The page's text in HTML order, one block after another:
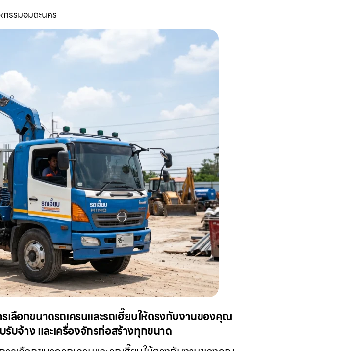
กรรมอมตะนคร
ลือกขนาดรถเครนและรถเฮี๊ยบให้ตรงกับงานของคุณ
รับจ้าง และเครื่องจักรก่อสร้างทุกขนาด